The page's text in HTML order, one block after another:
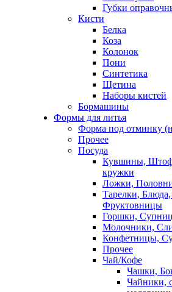
Губки
Кисти
Белка
Коза
Колонок
Пони
Синтетика
Щетина
Наборы кистей
Бормашины
Формы для литья
Форма под отминку
Прочее
Посуда
Кувшины,
кружки
Ложки,
Тарелки,
Фруктовницы
Горшки,
Молочники,
Конфетницы,
Прочее
Чай/Кофе
Чашки,
Чайники,